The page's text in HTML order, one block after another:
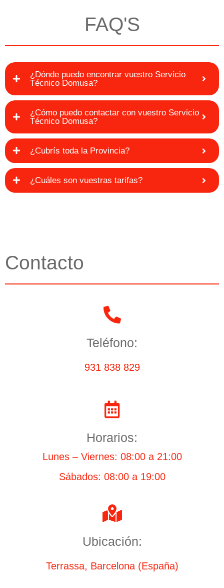
FAQ'S
¿Dónde puedo encontrar vuestro Servicio
Técnico Domusa?
¿Cómo puedo contactar con vuestro Servicio
Técnico Domusa?
¿Cubrís toda la Provincia?
¿Cuáles son vuestras tarifas?
Contacto
Teléfono:
931 838 829
Horarios:
Lunes – Viernes: 08:00 a 21:00
Sábados: 08:00 a 19:00
Ubicación:
Terrassa, Barcelona (España)